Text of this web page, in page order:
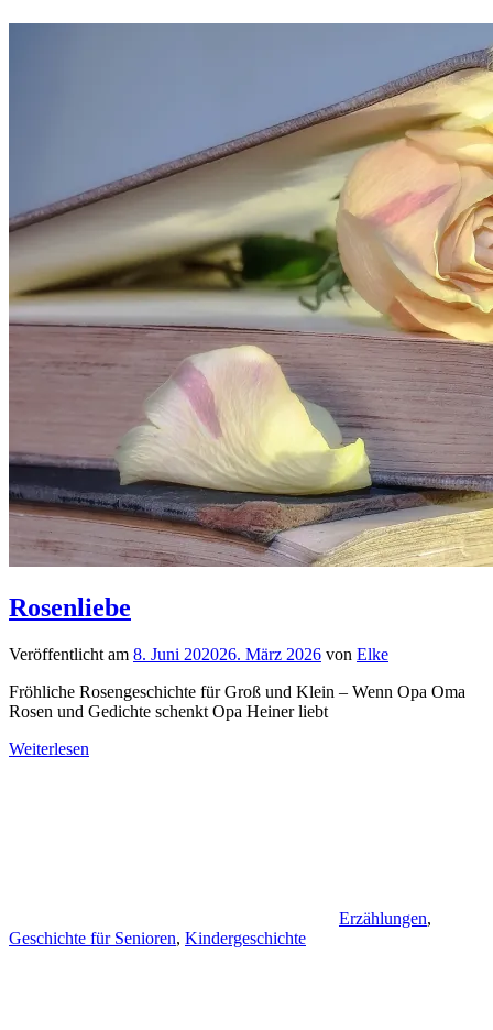
Rosenliebe
Veröffentlicht am 8. Juni 202026. März 2026 von Elke
Fröhliche Rosengeschichte für Groß und Klein – Wenn Opa Oma
Rosen und Gedichte schenkt Opa Heiner liebt
Weiterlesen
Erzählungen,
Geschichte für Senioren, Kindergeschichte